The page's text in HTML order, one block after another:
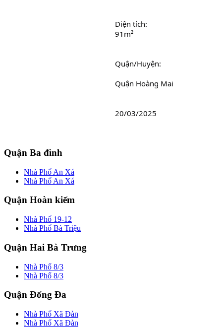
Diện tích:
91m²
Quận/Huyện:
							Quận Hoàng Mai
20/03/2025
Quận Ba đình
Nhà Phố An Xá
Nhà Phố An Xá
Quận Hoàn kiếm
Nhà Phố 19-12
Nhà Phố Bà Triệu
Quận Hai Bà Trưng
Nhà Phố 8/3
Nhà Phố 8/3
Quận Đống Đa
Nhà Phố Xã Đàn
Nhà Phố Xã Đàn